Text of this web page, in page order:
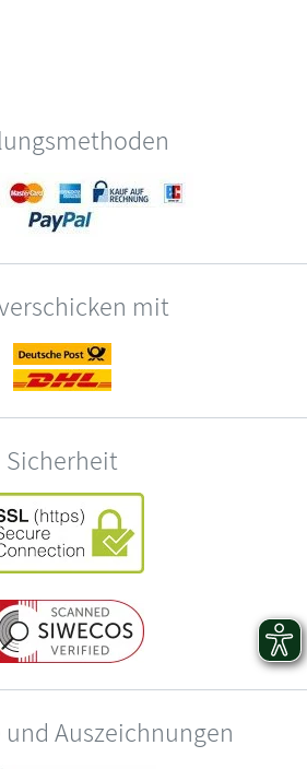
mit
Sicherheit
Auszeichnungen